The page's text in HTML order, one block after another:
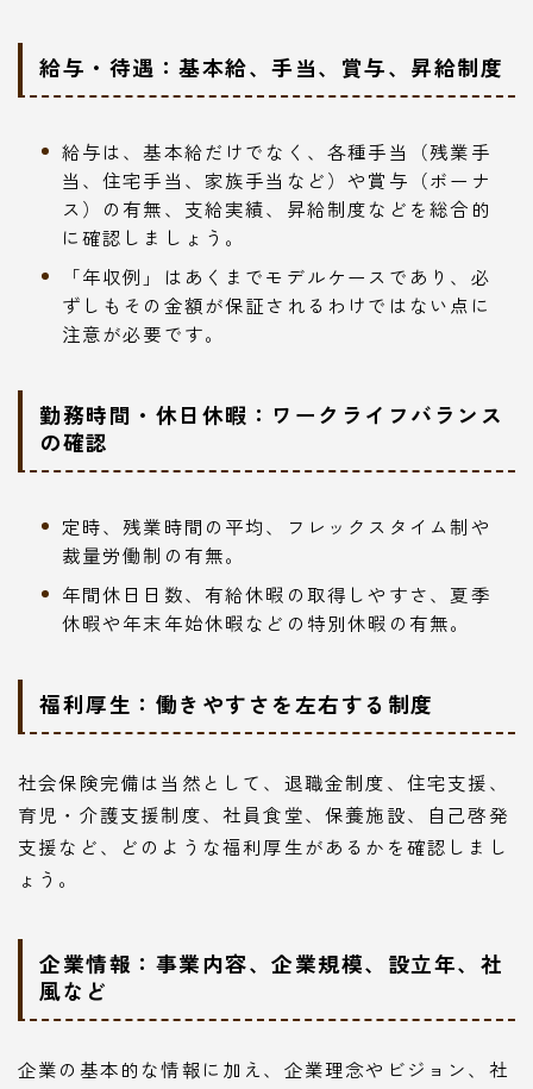
給与・待遇：基本給、手当、賞与、昇給制度
給与は、基本給だけでなく、各種手当（残業手
当、住宅手当、家族手当など）や賞与（ボーナ
ス）の有無、支給実績、昇給制度などを総合的
に確認しましょう。
「年収例」はあくまでモデルケースであり、必
ずしもその金額が保証されるわけではない点に
注意が必要です。
勤務時間・休日休暇：ワークライフバランス
の確認
定時、残業時間の平均、フレックスタイム制や
裁量労働制の有無。
年間休日日数、有給休暇の取得しやすさ、夏季
休暇や年末年始休暇などの特別休暇の有無。
福利厚生：働きやすさを左右する制度
社会保険完備は当然として、退職金制度、住宅支援、
育児・介護支援制度、社員食堂、保養施設、自己啓発
支援など、どのような福利厚生があるかを確認しまし
ょう。
企業情報：事業内容、企業規模、設立年、社
風など
企業の基本的な情報に加え、企業理念やビジョン、社